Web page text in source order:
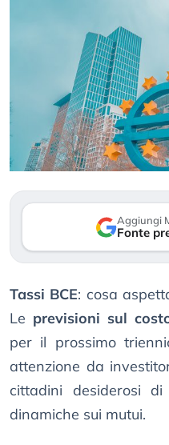
Aggiungi
Fonte
Tassi BCE: cosa
Le previsioni sul
per il prossimo
attenzione da
cittadini desiderosi
dinamiche sui mutui.